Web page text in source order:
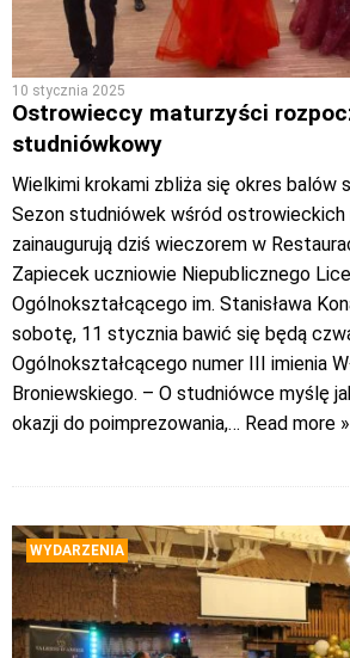
10 stycznia 2025
Ostrowieccy maturzyści
studniówkowy
Wielkimi krokami zbliża się okres balów
Sezon studniówek wśród
zainaugurują dziś wieczorem w
Zapiecek uczniowie Niepublicznego
Ogólnokształcącego im. Stanisława
sobotę, 11 stycznia bawić się będą
Ogólnokształcącego numer III imienia
Broniewskiego. – O studniówce myślę
okazji do poimprezowania,… Read more »
WYDARZENIA